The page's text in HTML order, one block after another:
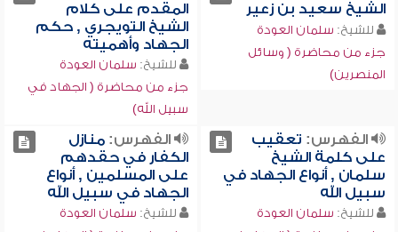
الشيخ سعيد بن زعير
للشيخ: سلمان العودة
جزء من محاضرة ( وسائل
المنصرين)
المقدم على كلام
الشيخ التويجري , حكم
الجهاد وأهميته
للشيخ: سلمان العودة
جزء من محاضرة ( الجهاد في
سبيل الله)
الفهرس: تعقيب
على كلمة الشيخ
سلمان , أنواع الجهاد في
سبيل الله
للشيخ: سلمان العودة
الفهرس:منازل
الكفار في حقدهم
على المسلمين , أنواع
الجهاد في سبيل الله
للشيخ: سلمان العودة